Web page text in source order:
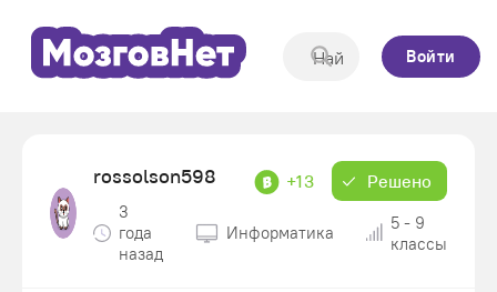
Войти
rossolson598 +13 Решено
3
года
назад
Информатика
5 - 9
классы